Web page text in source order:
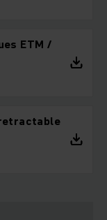
ETM /